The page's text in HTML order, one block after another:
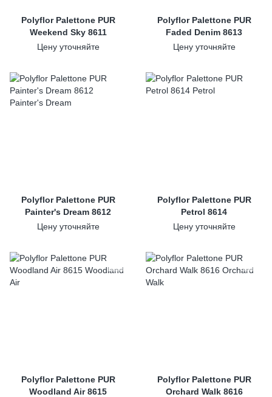
Polyflor Palettone PUR
Weekend Sky 8611
Цену уточняйте
Polyflor Palettone PUR
Faded Denim 8613
Цену уточняйте
Polyflor Palettone PUR
Painter's Dream 8612
Цену уточняйте
Polyflor Palettone PUR
Petrol 8614
Цену уточняйте
Polyflor Palettone PUR
Woodland Air 8615
Polyflor Palettone PUR
Orchard Walk 8616